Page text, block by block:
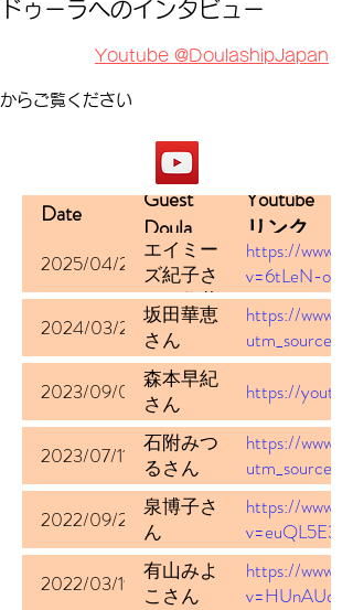
ドゥーラへのインタビュー
Youtube @DoulashipJapan
からご覧ください
Date
Guest
Doula
Youtube
リンク
2025/04/23
エイミー
ズ紀子さ
ん、住井
直子さ
ん、中島
香揚子さ
ん
https://
v=6tLeN-
2024/03/28
坂田華恵
さん
https://
2023/09/04 森本早紀
さん
https://
2023/07/11
石附みつ
るさん
https://
2022/09/20
泉博子さ
ん
https://
2022/03/19
有山みよ
こさん
https://